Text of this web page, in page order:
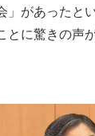
」があったと
とに驚きの声